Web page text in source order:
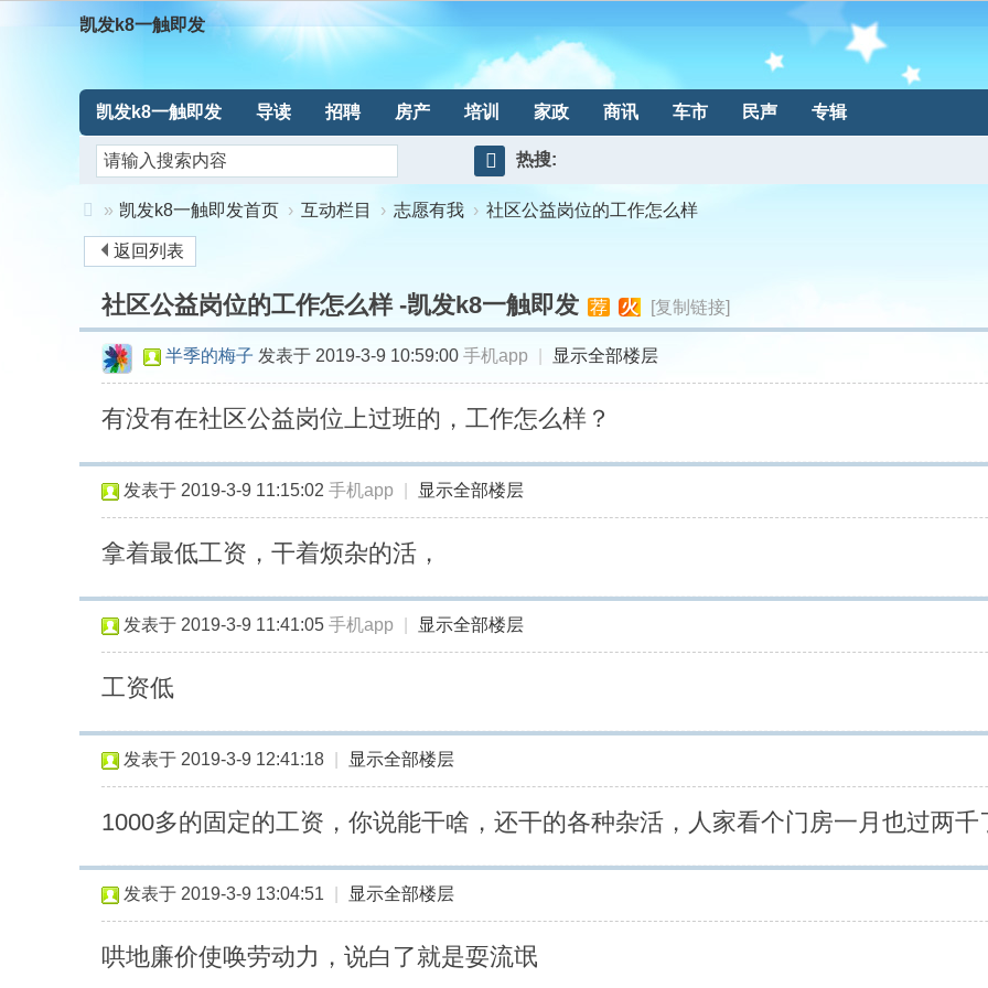
凯发k8一触即发
凯发k8一触即发 导读 招聘 房产 培训 家政 商讯 车市 民声 专辑
索
热搜:
» 凯发k8一触即发首页 › 互动栏目 › 志愿有我 › 社区公益岗位的工作怎么样
返回列表
社区公益岗位的工作怎么样 -凯发k8一触即发 荐 火 [复制链接]
半季的梅子 发表于 2019-3-9 10:59:00 手机app 显示全部楼层
有没有在社区公益岗位上过班的，工作怎么样？
发表于 2019-3-9 11:15:02 手机app 显示全部楼层
拿着最低工资，干着烦杂的活，
发表于 2019-3-9 11:41:05 手机app 显示全部楼层
工资低
发表于 2019-3-9 12:41:18 显示全部楼层
1000多的固定的工资，你说能干啥，还干的各种杂活，人家看个门房一月也过两千
发表于 2019-3-9 13:04:51 显示全部楼层
哄地廉价使唤劳动力，说白了就是耍流氓